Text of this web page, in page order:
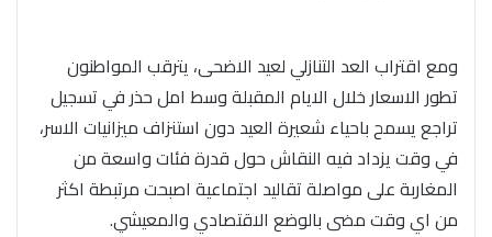
ومع اقتراب العد التنازلي لعيد الاضحى، يترقب المواطنون
تطور الاسعار خلال الايام المقبلة وسط امل حذر في تسجيل
تراجع يسمح باحياء شعيرة العيد دون استنزاف ميزانيات الاسر،
في وقت يزداد فيه النقاش حول قدرة فئات واسعة من
المغاربة على مواصلة تقاليد اجتماعية اصبحت مرتبطة اكثر
من اي وقت مضى بالوضع الاقتصادي والمعيشي.